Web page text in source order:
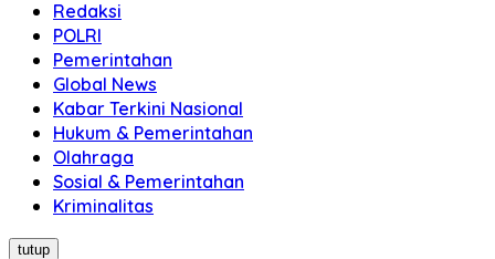
Redaksi
POLRI
Pemerintahan
Global News
Kabar Terkini Nasional
Hukum & Pemerintahan
Olahraga
Sosial & Pemerintahan
Kriminalitas
tutup